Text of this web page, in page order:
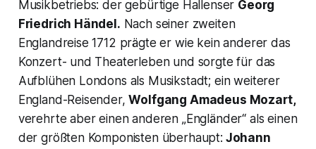
Musikbetriebs: der gebürtige Hallenser Georg
Friedrich Händel. Nach seiner zweiten
Englandreise 1712 prägte er wie kein anderer das
Konzert- und Theaterleben und sorgte für das
Aufblühen Londons als Musikstadt; ein weiterer
England-Reisender,Wolfgang Amadeus Mozart,
verehrte aber einen anderen „Engländer“ als einen
der größten Komponisten überhaupt: Johann